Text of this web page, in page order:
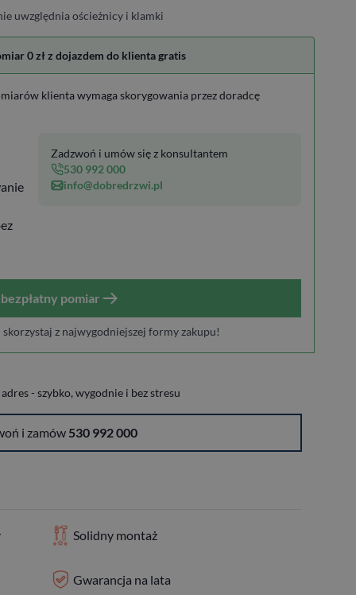
uwzględnia ościeżnicy i klamki
0 zł z dojazdem do klienta gratis
klienta wymaga skorygowania przez doradcę
Zadzwoń i umów się z konsultantem
530 992 000
info@dobredrzwi.pl
pomiar
z najwygodniejszej formy zakupu!
- szybko, wygodnie i bez stresu
i zamów 530 992 000
Solidny montaż
Gwarancja na lata